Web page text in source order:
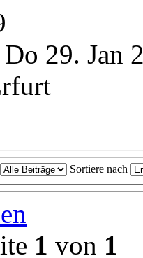
Do 29. Jan
Sortiere nach
1 von 1